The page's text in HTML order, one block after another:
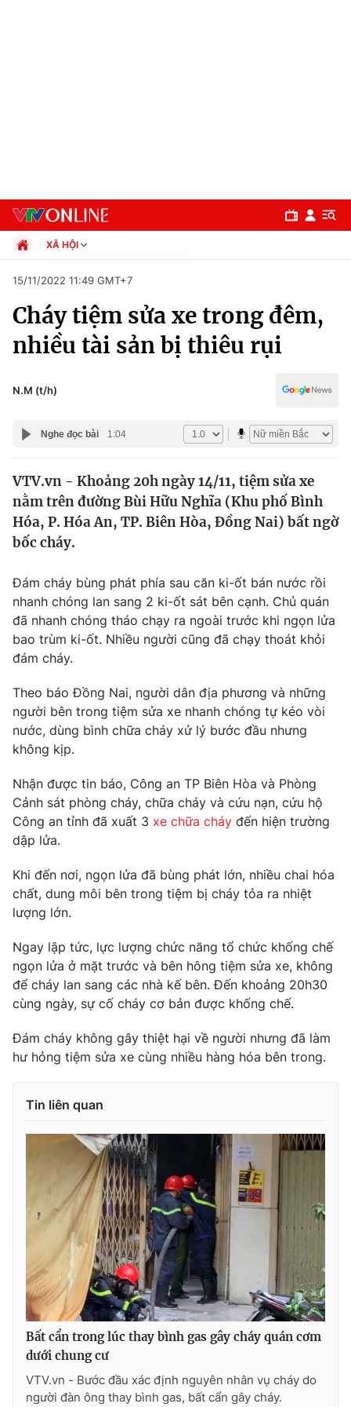
Chuyên mục
Chính trị
Y tế
Thế giới
Thế giới đó đây
Câu chuyện quốc tế
Kinh tế
Tài chính
Thị trường
Dữ liệu và đời sống
Phim VTV
Hậu trường
Khán giả
Giải sao mai
Giải trí
Điện ảnh
Âm nhạc
Sao
Du lịch
Làm đẹp
Giáo dục
Tuyển sinh
Học trực tuyến
Hitech Công nghệ tương lai
Sản phẩm
Thị trường
Tư vấn
Giao lưu trực tuyến
Lịch phát sóng
Chuyên mục khác
Emagazine Podcast
VTV Money VTV Thể thao
VTV Sức khoẻ Bất động sản
Thị trường 24h Tấm lòng Việt
VTV4 Vươn mình bằng AI
VTV9
Liên hệ tòa soạn English
XÃ HỘI
Xã hội
Pháp luật
Kinh tế
Thể thao
Văn hóa - Giải trí
Đời sống
Giáo dục
15/11/2022 11:49 GMT+7
Cháy tiệm sửa xe trong đêm,
nhiều tài sản bị thiêu rụi
N.M (t/h)
Nghe đọc bài 1:04
VTV.vn - Khoảng 20h ngày 14/11, tiệm sửa xe
nằm trên đường Bùi Hữu Nghĩa (Khu phố Bình
Hóa, P. Hóa An, TP. Biên Hòa, Đồng Nai) bất ngờ
bốc cháy.
Đám cháy bùng phát phía sau căn ki-ốt bán nước rồi
nhanh chóng lan sang 2 ki-ốt sát bên cạnh. Chủ quán
đã nhanh chóng tháo chạy ra ngoài trước khi ngọn lửa
bao trùm ki-ốt. Nhiều người cũng đã chạy thoát khỏi
đám cháy.
Theo báo Đồng Nai, người dân địa phương và những
người bên trong tiệm sửa xe nhanh chóng tự kéo vòi
nước, dùng bình chữa cháy xử lý bước đầu nhưng
không kịp.
Nhận được tin báo, Công an TP Biên Hòa và Phòng
Cảnh sát phòng cháy, chữa cháy và cứu nạn, cứu hộ
Công an tỉnh đã xuất 3 xe chữa cháy đến hiện trường
dập lửa.
Khi đến nơi, ngọn lửa đã bùng phát lớn, nhiều chai hóa
chất, dung môi bên trong tiệm bị cháy tỏa ra nhiệt
lượng lớn.
Ngay lập tức, lực lượng chức năng tổ chức khống chế
ngọn lửa ở mặt trước và bên hông tiệm sửa xe, không
để cháy lan sang các nhà kế bên. Đến khoảng 20h30
cùng ngày, sự cố cháy cơ bản được khống chế.
Đám cháy không gây thiệt hại về người nhưng đã làm
hư hỏng tiệm sửa xe cùng nhiều hàng hóa bên trong.
Tin liên quan
Bất cẩn trong lúc thay bình gas gây cháy quán cơm
dưới chung cư
VTV.vn - Bước đầu xác định nguyên nhân vụ cháy do
người đàn ông thay bình gas, bất cẩn gây cháy.